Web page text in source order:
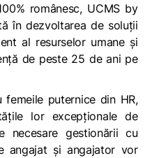
românesc, UCMS by
în dezvoltarea de soluții
al resurselor umane și
de peste 25 de ani pe
puternice din HR,
lor excepționale de
necesare gestionării cu
angajat și angajator vor